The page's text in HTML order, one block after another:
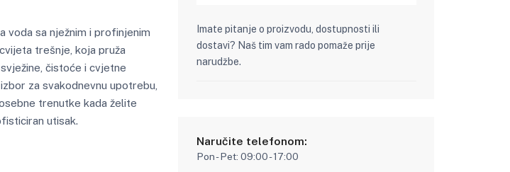
voda sa nježnim i profinjenim
trešnje, koja pruža
čistoće i cvjetne
za svakodnevnu upotrebu,
trenutke kada želite
utisak.
Imate pitanje o proizvodu, dostupnosti ili
dostavi? Naš tim vam rado pomaže prije
narudžbe.
Naručite telefonom:
Pon - Pet: 09:00 - 17:00